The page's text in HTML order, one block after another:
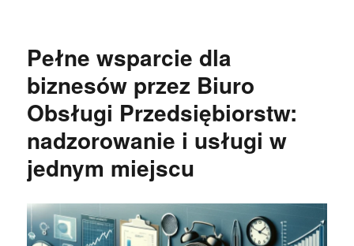
Pełne wsparcie dla
biznesów przez Biuro
Obsługi Przedsiębiorstw:
nadzorowanie i usługi w
jednym miejscu